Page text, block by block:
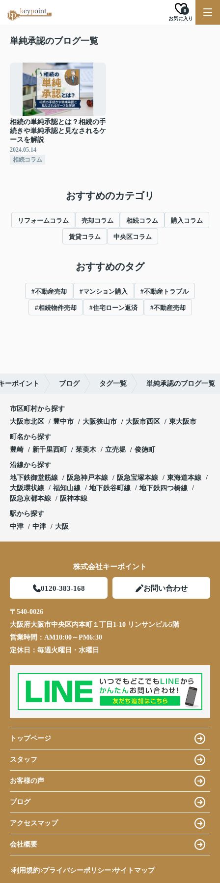
お気に入り
0
単純承認のブログ一覧
相続の単純承認とは？相続の手
続きや単純承認と見なされるケ
ースを解説
2024.05.14
相続コラム
おすすめのカテゴリ
リフォームコラム 売却コラム 相続コラム 購入コラム
賃貸コラム 中央区コラム
おすすめのタグ
#不動産売却 #マンション購入 #不動産トラブル
#相続物件売却 #住宅ローン返済 #不動産売却
ーポイント ブログ タグ一覧 単純承認のブログ一覧
市区町村から探す
大阪市北区
豊中市 大阪狭山市 大阪市西区 東大阪市
町名から探す
豊崎
新千里西町 茱萸木 立売堀 俊徳町
沿線から探す
地下鉄御堂筋線
阪急神戸本線 阪急宝塚本線
東海道本線
大阪環状線
福知山線 地下鉄谷町線
地下鉄四つ橋線
阪急京都本線
阪神本線
駅から探す
中津
中津 大阪
株式会社キーポイント
0120-383-168 お問い合わせ
〒540-0026
大阪府大阪市中央区内本町１丁目1-10 リンサンビル5階
営業時間： AM10:00～PM6:30
定休日： 毎週火曜日・水曜日
トップページ
スタッフ
お客様の声
ブログ
アクセスマップ
会社概要
利用規約 プライバシーポリシー サイトマップ